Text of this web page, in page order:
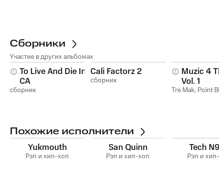
Сборники
Участие в других альбомах
To Live And Die In
CA
сборник
Cali Factorz 2
сборник
Muzic 4
Vol. 1
Tre Mak, Point
Похожие исполнители
Yukmouth
Рэп и хип-хоп
San Quinn
Рэп и хип-хоп
Tech
Рэп и